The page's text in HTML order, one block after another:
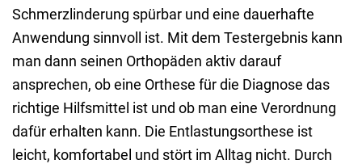
Schmerzlinderung spürbar und eine dauerhafte
Anwendung sinnvoll ist. Mit dem Testergebnis kann
man dann seinen Orthopäden aktiv darauf
ansprechen, ob eine Orthese für die Diagnose das
richtige Hilfsmittel ist und ob man eine Verordnung
dafür erhalten kann. Die Entlastungsorthese ist
leicht, komfortabel und stört im Alltag nicht. Durch